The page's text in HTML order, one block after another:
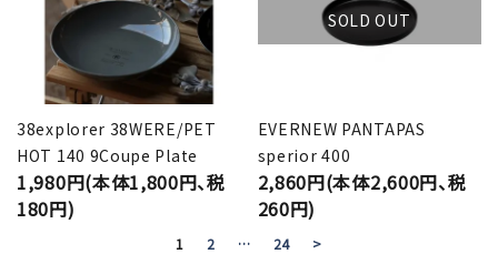
38explorer 38WERE/PET
HOT 140 9Coupe Plate
1,980円(本体1,800円、税
180円)
SOLD OUT
EVERNEW PANTAPAS
sperior 400
2,860円(本体2,600円、税
260円)
1 2 … 24
>